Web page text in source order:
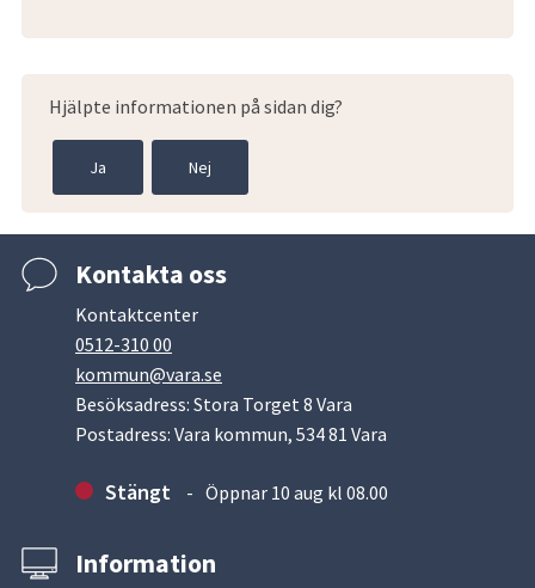
Hjälpte informationen på sidan dig?
Ja Nej
Kontakta oss
Kontaktcenter
0512-310 00
kommun@vara.se
Besöksadress: Stora Torget 8 Vara
Postadress: Vara kommun, 534 81 Vara
Stängt Öppnar 10 aug kl 08.00
Information